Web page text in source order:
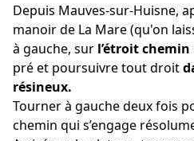
Depuis Mauves-sur-Huisne,
manoir de La Mare (qu'on
à gauche, sur l’étroit chemin
pré et poursuivre tout droit
résineux.
Tourner à gauche deux fois
chemin qui s’engage